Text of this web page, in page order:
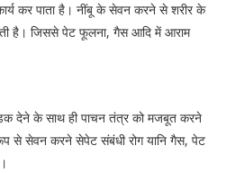
कर पाता है। नींबू के सेवन करने से शरीर के
है। जिससे पेट फूलना, गैस आदि में आराम
देने के साथ ही पाचन तंत्र को मजबूत करने
से सेवन करने सेपेट संबंधी रोग यानि गैस, पेट